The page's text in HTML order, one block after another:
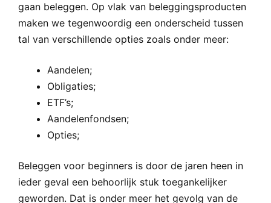
gaan beleggen. Op vlak van beleggingsproducten
maken we tegenwoordig een onderscheid tussen
tal van verschillende opties zoals onder meer:
Aandelen;
Obligaties;
ETF’s;
Aandelenfondsen;
Opties;
Beleggen voor beginners is door de jaren heen in
ieder geval een behoorlijk stuk toegankelijker
geworden. Dat is onder meer het gevolg van de